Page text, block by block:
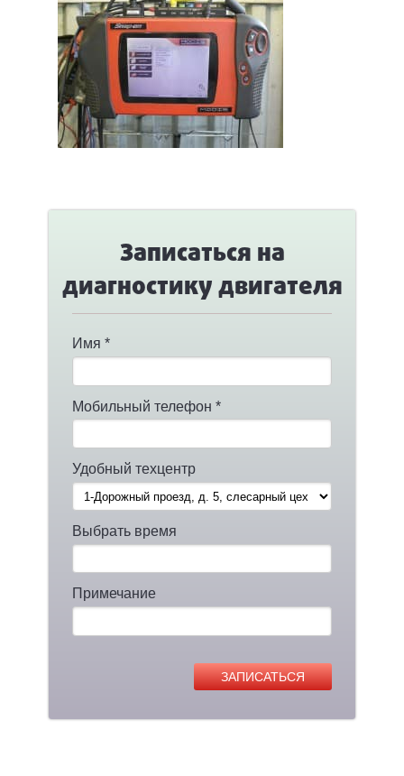
Записаться на
диагностику двигателя
Имя *
Мобильный телефон *
Удобный техцентр
Выбрать время
Примечание
ЗАПИСАТЬСЯ